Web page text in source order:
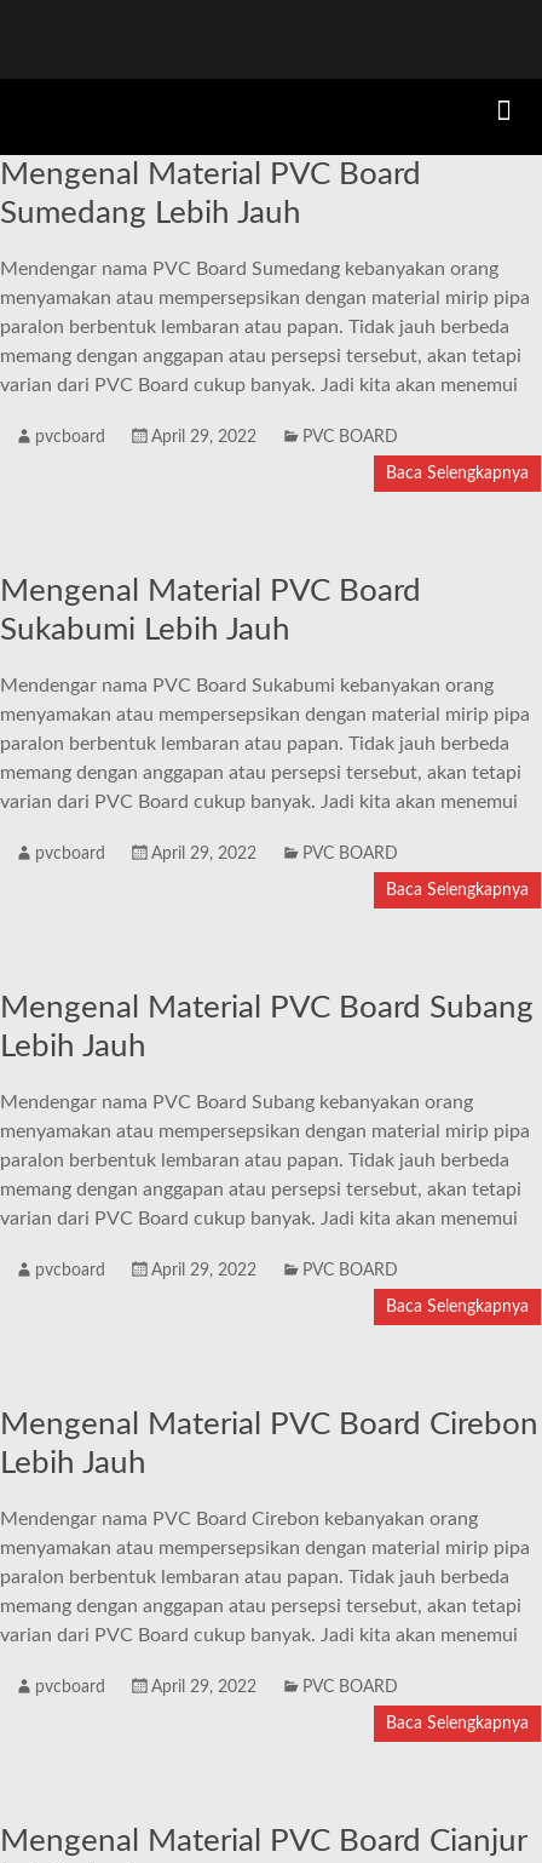
Mengenal Material PVC Board
Sumedang Lebih Jauh
Mendengar nama PVC Board Sumedang kebanyakan orang
menyamakan atau mempersepsikan dengan material mirip pipa
paralon berbentuk lembaran atau papan. Tidak jauh berbeda
memang dengan anggapan atau persepsi tersebut, akan tetapi
varian dari PVC Board cukup banyak. Jadi kita akan menemui
pvcboard April 29, 2022 PVC BOARD
Baca Selengkapnya
Mengenal Material PVC Board
Sukabumi Lebih Jauh
Mendengar nama PVC Board Sukabumi kebanyakan orang
menyamakan atau mempersepsikan dengan material mirip pipa
paralon berbentuk lembaran atau papan. Tidak jauh berbeda
memang dengan anggapan atau persepsi tersebut, akan tetapi
varian dari PVC Board cukup banyak. Jadi kita akan menemui
pvcboard April 29, 2022 PVC BOARD
Baca Selengkapnya
Mengenal Material PVC Board Subang
Lebih Jauh
Mendengar nama PVC Board Subang kebanyakan orang
menyamakan atau mempersepsikan dengan material mirip pipa
paralon berbentuk lembaran atau papan. Tidak jauh berbeda
memang dengan anggapan atau persepsi tersebut, akan tetapi
varian dari PVC Board cukup banyak. Jadi kita akan menemui
pvcboard April 29, 2022 PVC BOARD
Baca Selengkapnya
Mengenal Material PVC Board Cirebon
Lebih Jauh
Mendengar nama PVC Board Cirebon kebanyakan orang
menyamakan atau mempersepsikan dengan material mirip pipa
paralon berbentuk lembaran atau papan. Tidak jauh berbeda
memang dengan anggapan atau persepsi tersebut, akan tetapi
varian dari PVC Board cukup banyak. Jadi kita akan menemui
pvcboard April 29, 2022 PVC BOARD
Baca Selengkapnya
Mengenal Material PVC Board Cianjur